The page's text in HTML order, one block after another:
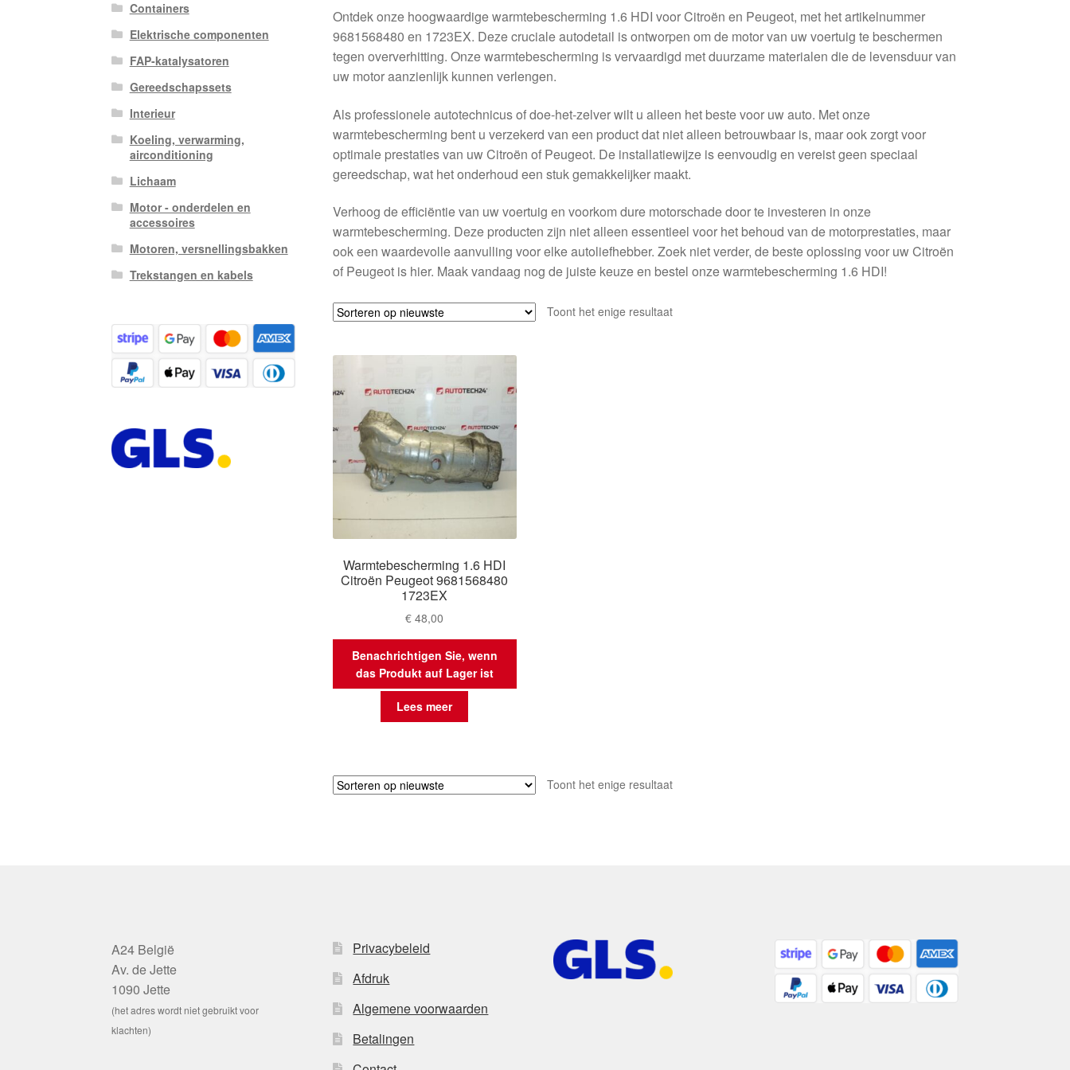
Ontdek onze hoogwaardige warmtebescherming 1.6 HDI voor Citroën en Peugeot, met het artikelnummer
9681568480 en 1723EX. Deze cruciale autodetail is ontworpen om de motor van uw voertuig te beschermen
tegen oververhitting. Onze warmtebescherming is vervaardigd met duurzame materialen die de levensduur van
uw motor aanzienlijk kunnen verlengen.
Als professionele autotechnicus of doe-het-zelver wilt u alleen het beste voor uw auto. Met onze
warmtebescherming bent u verzekerd van een product dat niet alleen betrouwbaar is, maar ook zorgt voor
optimale prestaties van uw Citroën of Peugeot. De installatiewijze is eenvoudig en vereist geen speciaal
gereedschap, wat het onderhoud een stuk gemakkelijker maakt.
Verhoog de efficiëntie van uw voertuig en voorkom dure motorschade door te investeren in onze
warmtebescherming. Deze producten zijn niet alleen essentieel voor het behoud van de motorprestaties, maar
ook een waardevolle aanvulling voor elke autoliefhebber. Zoek niet verder, de beste oplossing voor uw Citroën
of Peugeot is hier. Maak vandaag nog de juiste keuze en bestel onze warmtebescherming 1.6 HDI!
Toont het enige resultaat
Warmtebescherming 1.6 HDI
Citroën Peugeot 9681568480
1723EX
€ 48,00
Benachrichtigen Sie, wenn
das Produkt auf Lager ist
Lees meer
Toont het enige resultaat
Containers
Elektrische componenten
FAP-katalysatoren
Gereedschapssets
Interieur
Koeling, verwarming,
airconditioning
Lichaam
Motor - onderdelen en
accessoires
Motoren, versnellingsbakken
Trekstangen en kabels
A24 België
Av. de Jette
1090 Jette
(het adres wordt niet gebruikt voor
klachten)
Privacybeleid
Afdruk
Algemene voorwaarden
Betalingen